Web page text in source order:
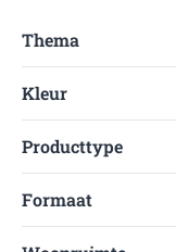
Thema
Kleur
Producttype
Formaat